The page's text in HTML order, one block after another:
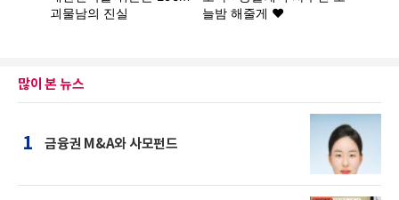
많이 본 뉴스
1 금융권 M&A와 사모펀드